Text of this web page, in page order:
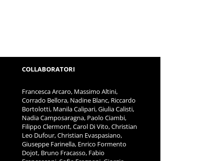
COLLABORATORI
Francesca Arcaro, Massimo Altini,
Corrado Bellora, Nadine Blanc, Riccardo
Bortolotti, Manila Calipari, Giulia Calisti,
Nadia Camposaragna, Paolo Ciambi,
Filippo Clermont, Carol Di Vito, Christian
Leo Dufour, Christian Evaspasiano,
Giuseppe Farinella, Enrico Formento
Dojot, Bruno Fracasso, Fabio